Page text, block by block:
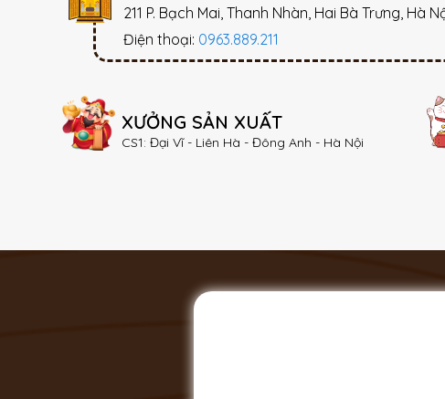
211 P. Bạch Mai, Thanh Nhàn, Hai Bà Trưng, Hà
Điện thoại: 0963.889.211
XƯỞNG SẢN XUẤT
CS1: Đại Vĩ - Liên Hà - Đông Anh - Hà Nội